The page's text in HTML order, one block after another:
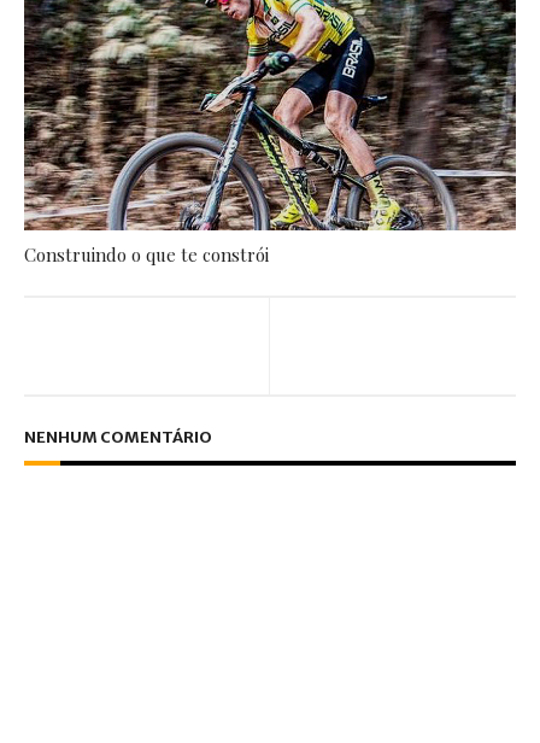
Construindo o que te constrói
NENHUM COMENTÁRIO